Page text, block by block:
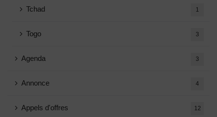
Tchad 1
Togo 3
Agenda 3
Annonce 4
Appels d'offres 12